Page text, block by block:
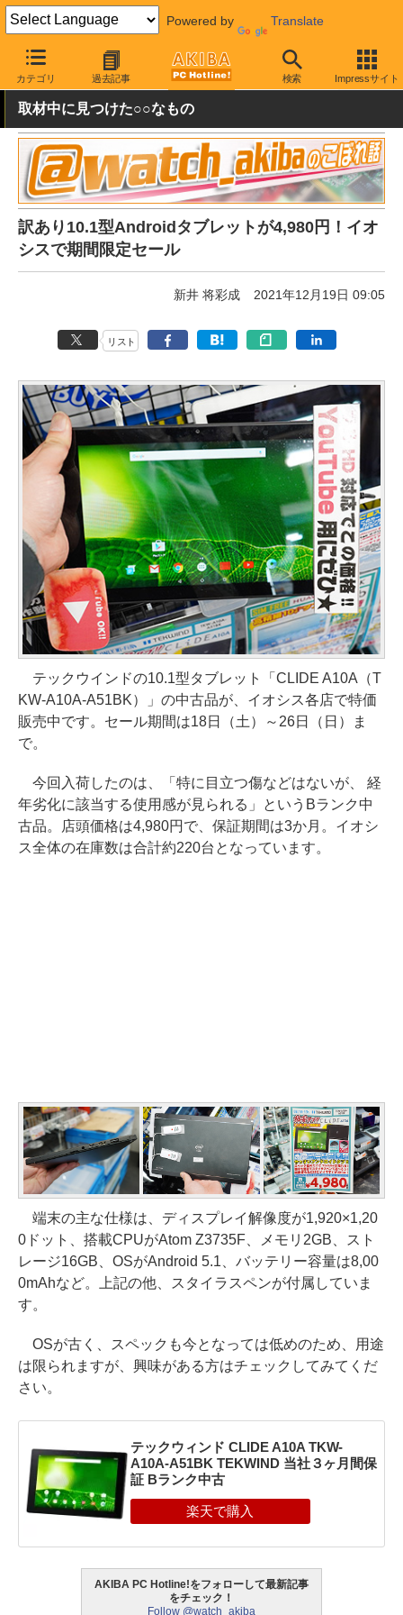
Powered by Translate
カテゴリ 過去記事 検索 Impressサイト
AKIBA PC Hotline! 秋葉原情報 価格情報 特価情報
取材中に見つけた○○なもの
訳あり10.1型Androidタブレットが4,980円！イオ
シスで期間限定セール
新井 将彩成 2021年12月19日 09:05
リスト
テックウインドの10.1型タブレット「CLIDE A10A（T
KW-A10A-A51BK）」の中古品が、イオシス各店で特価
販売中です。セール期間は18日（土）～26日（日）ま
で。
今回入荷したのは、「特に目立つ傷などはないが、 経
年劣化に該当する使用感が見られる」というBランク中
古品。店頭価格は4,980円で、保証期間は3か月。イオシ
ス全体の在庫数は合計約220台となっています。
端末の主な仕様は、ディスプレイ解像度が1,920×1,20
0ドット、搭載CPUがAtom Z3735F、メモリ2GB、スト
レージ16GB、OSがAndroid 5.1、バッテリー容量は8,00
0mAhなど。上記の他、スタイラスペンが付属していま
す。
OSが古く、スペックも今となっては低めのため、用途
は限られますが、興味がある方はチェックしてみてくだ
さい。
テックウィンド CLIDE A10A TKW-
A10A-A51BK TEKWIND 当社３ヶ月間保
証 Bランク中古
AKIBA PC Hotline!をフォローして最新記事
をチェック！
Follow @watch_akiba